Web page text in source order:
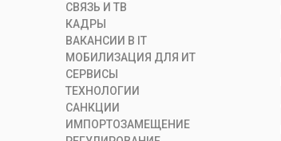
СВЯЗЬ И ТВ
КАДРЫ
ВАКАНСИИ В IT
МОБИЛИЗАЦИЯ ДЛЯ ИТ
СЕРВИСЫ
ТЕХНОЛОГИИ
САНКЦИИ
ИМПОРТОЗАМЕЩЕНИЕ